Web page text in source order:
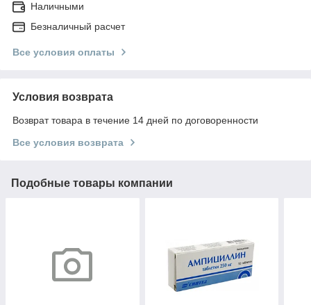
Наличными
Безналичный расчет
Все условия оплаты
Условия возврата
Возврат товара в течение 14 дней по договоренности
Все условия возврата
Подобные товары компании